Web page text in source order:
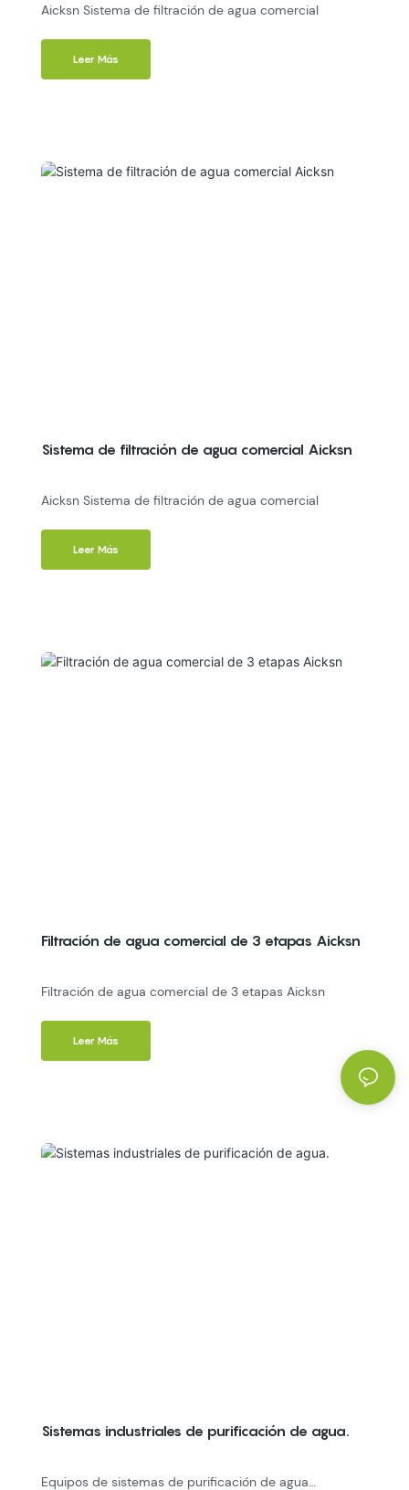
Aicksn Sistema de filtración de agua comercial
Leer Más
Sistema de filtración de agua comercial Aicksn
Aicksn Sistema de filtración de agua comercial
Leer Más
Filtración de agua comercial de 3 etapas Aicksn
Filtración de agua comercial de 3 etapas Aicksn
Leer Más
Sistemas industriales de purificación de agua.
Equipos de sistemas de purificación de agua